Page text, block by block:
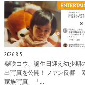
2026.8.5
柴咲コウ、誕生日迎え幼少期
出写真を公開！ファン反響「
家族写真」「…